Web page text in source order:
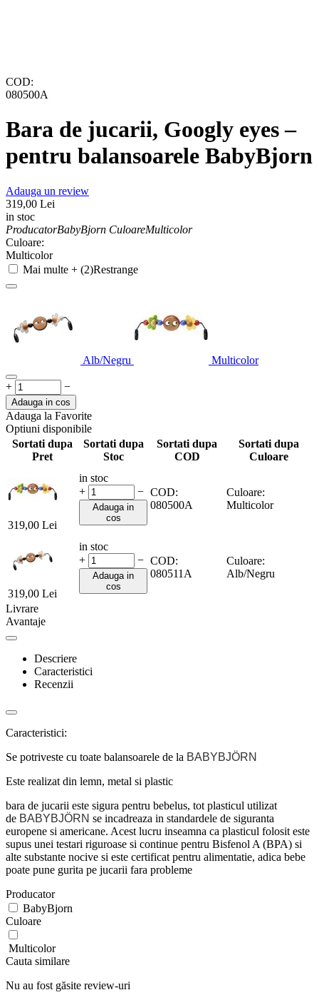
COD:
080500A
Bara de jucarii, Googly eyes –
pentru balansoarele BabyBjorn
Adauga un review
319,00 Lei
in stoc
ProducatorBabyBjorn CuloareMulticolor
Culoare:
Multicolor
Mai multe + (2)Restrange
Alb/Negru Multicolor
+ −
Adauga in cos
Adauga la Favorite
Optiuni disponibile
Sortati dupa
Pret
Sortati dupa
Stoc
Sortati dupa
COD
Sortati dupa
Culoare
319,00 Lei
in stoc
+
−
Adauga in
cos
COD:
080500A
Culoare:
Multicolor
319,00 Lei
in stoc
+
−
Adauga in
cos
COD:
080511A
Culoare:
Alb/Negru
Livrare
Avantaje
Descriere
Caracteristici
Recenzii
Caracteristici:
Se potriveste cu toate balansoarele de la BABYBJÖRN
Este realizat din lemn, metal si plastic
bara de jucarii este sigura pentru bebelus, tot plasticul utilizat
de BABYBJÖRN se incadreaza in standardele de siguranta
europene si americane. Acest lucru inseamna ca plasticul folosit este
supus unei testari riguroase si continue pentru Bisfenol A (BPA) si
alte substante nocive si este certificat pentru alimentatie, adica bebe
poate pune gurita pe jucarii fara probleme
Producator
BabyBjorn
Culoare
Multicolor
Cauta similare
Nu au fost găsite review-uri